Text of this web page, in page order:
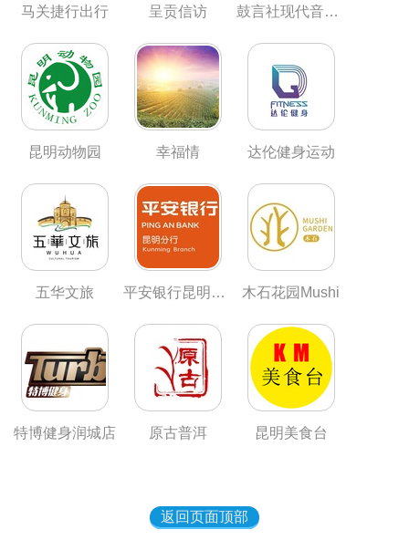
马关捷行出行 呈贡信访 鼓言社现代音乐教育
昆明动物园 幸福情 达伦健身运动
五华文旅 平安银行昆明分行 木石花园Mushi
特博健身润城店 原古普洱 昆明美食台
返回页面顶部